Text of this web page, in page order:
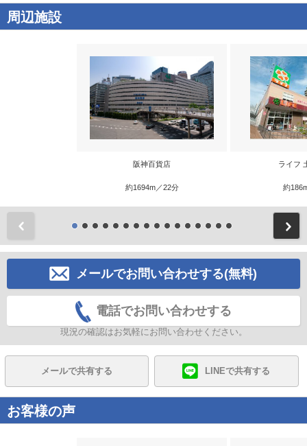
周辺施設
阪神百貨店
約1694m／22分
ライフ
約
メールでお問い合わせする(無料)
電話でお問い合わせする
現況の確認はお気軽にお問い合わせください。
メールで共有する LINEで共有する
お客様の声